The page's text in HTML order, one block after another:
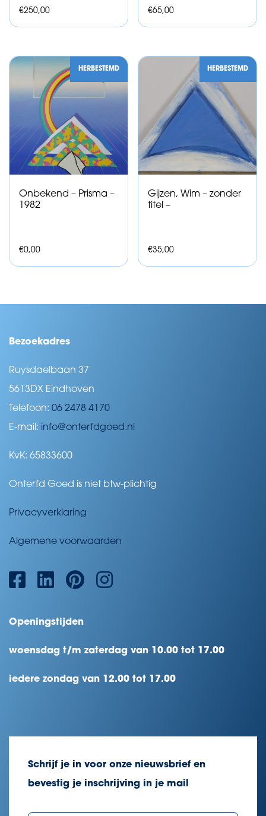
€250,00 €65,00
HERBESTEMD
Onbekend – Prisma –
1982
€0,00
HERBESTEMD
Gijzen, Wim – zonder
titel –
€35,00
Bezoekadres
Ruysdaelbaan 37
5613DX Eindhoven
Telefoon: 06 2478 4170
E-mail: info@onterfdgoed.nl
KvK: 65833600
Onterfd Goed is niet btw-plichtig
Privacyverklaring
Algemene voorwaarden
Openingstijden
woensdag t/m zaterdag van 10.00 tot 17.00
iedere zondag van 12.00 tot 17.00
Schrijf je in voor onze nieuwsbrief en
bevestig je inschrijving in je mail